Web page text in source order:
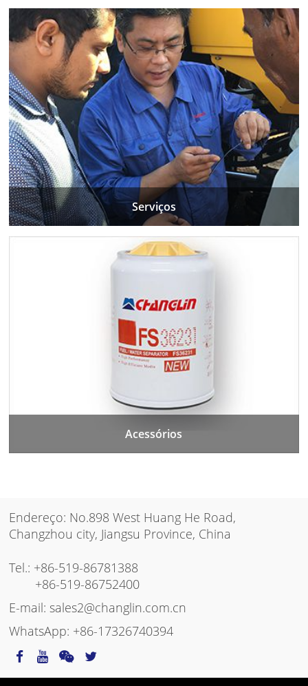
Serviços
Acessórios
Endereço: No.898 West Huang He Road,
Changzhou city, Jiangsu Province, China
Tel.: +86-519-86781388
+86-519-86752400
E-mail:sales2@changlin.com.cn
WhatsApp: +86-17326740394
